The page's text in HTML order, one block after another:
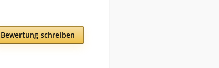
Bewertung schreiben